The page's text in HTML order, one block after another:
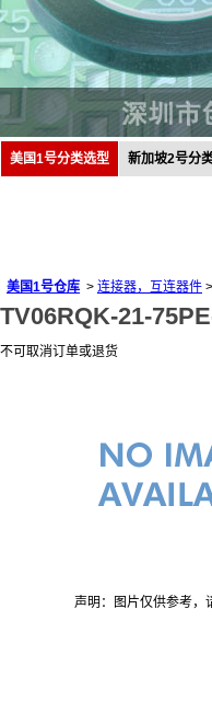
美国1号分类选型 新加坡2号分
美国1号仓库 > 连接器，互连器件 >
TV06RQK-21-
不可取消订单或退货
声明：图片仅供参考，